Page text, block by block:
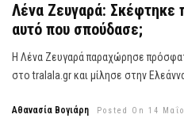
Λένα Ζευγαρά: Σκέφτηκε
αυτό που σπούδασε;
Η Λένα Ζευγαρά παραχώρησε
στο tralala.gr και μίλησε στην Ελεάννα
Αθανασία Βογιάρη Posted On 14